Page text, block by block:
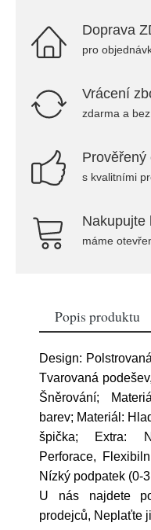
Doprava
pro
Vrácení
zdarma a
Prověřený
s kvalitními
Nakupujte
máme
Popis produktu
Design:
Tvarovaná
Šněrování;
barev; Materiál:
špička; Extra:
Perforace,
Nízký podpatek (0-
U nás najdete
prodejců, Neplaťte